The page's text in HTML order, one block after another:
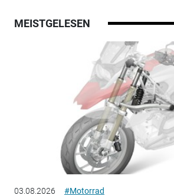
MEISTGELESEN
03.08.2026 #Motorrad